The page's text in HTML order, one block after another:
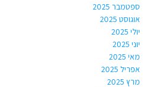
ספטמבר 2025
אוגוסט 2025
יולי 2025
יוני 2025
מאי 2025
אפריל 2025
מרץ 2025